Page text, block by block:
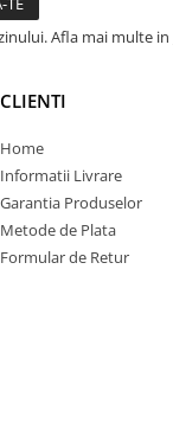
Afla mai multe in
CLIENTI
Home
Informatii Livrare
Garantia Produselor
Metode de Plata
Formular de Retur